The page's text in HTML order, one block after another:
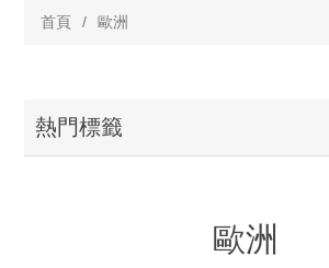
首頁 / 歐洲
熱門標籤
歐洲